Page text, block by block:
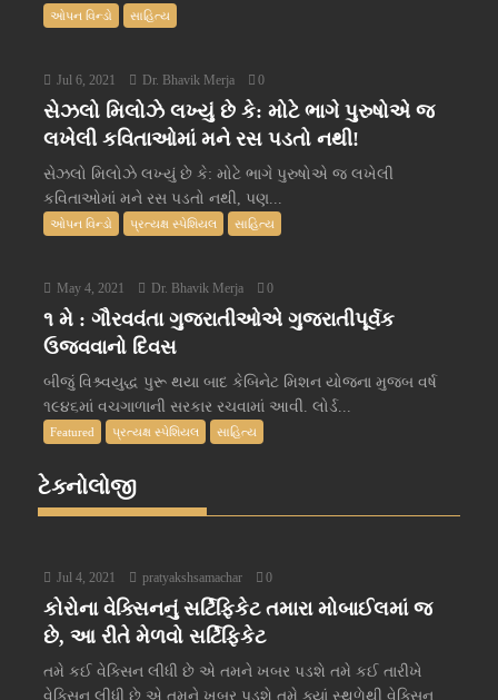
ઓપન વિન્ડો સાહિત્ય
Jul 6, 2021 Dr. Bhavik Merja 0
સેઝલો મિલોઝે લખ્યું છે કે: મોટે ભાગે પુરુષોએ જ
લખેલી કવિતાઓમાં મને રસ પડતો નથી!
સેઝલો મિલોઝે લખ્યું છે કે: મોટે ભાગે પુરુષોએ જ લખેલી
કવિતાઓમાં મને રસ પડતો નથી, પણ...
ઓપન વિન્ડો પ્રત્યક્ષ સ્પેશિયલ સાહિત્ય
May 4, 2021 Dr. Bhavik Merja 0
૧ મે : ગૌરવવંતા ગુજરાતીઓએ ગુજરાતીપૂર્વક
ઉજવવાનો દિવસ
બીજું વિશ્ર્વયુદ્ધ પુરૂ થયા બાદ કેબિનેટ મિશન યોજના મુજબ વર્ષ
૧૯૪૬માં વચગાળાની સરકાર રચવામાં આવી. લોર્ડ...
Featured પ્રત્યક્ષ સ્પેશિયલ સાહિત્ય
ટેક્નોલોજી
Jul 4, 2021 pratyakshsamachar 0
કોરોના વેક્સિનનું સર્ટિફિકેટ તમારા મોબાઈલમાં જ
છે, આ રીતે મેળવો સર્ટિફિકેટ
તમે કઈ વેક્સિન લીધી છે એ તમને ખબર પડશે તમે કઈ તારીખે
વેક્સિન લીધી છે એ તમને ખબર પડશે તમે ક્યાં સ્થળેથી વેક્સિન